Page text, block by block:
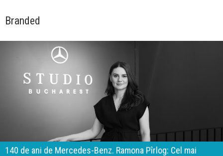
Branded
140 de ani de Mercedes-Benz. Ramona Pîrlog: Cel mai